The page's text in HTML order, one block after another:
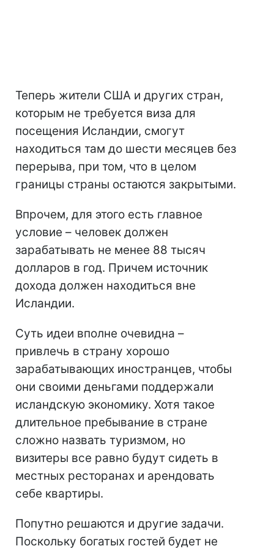
Теперь жители США и других стран,
которым не требуется виза для
посещения Исландии, смогут
находиться там до шести месяцев без
перерыва, при том, что в целом
границы страны остаются закрытыми.
Впрочем, для этого есть главное
условие – человек должен
зарабатывать не менее 88 тысяч
долларов в год. Причем источник
дохода должен находиться вне
Исландии.
Суть идеи вполне очевидна –
привлечь в страну хорошо
зарабатывающих иностранцев, чтобы
они своими деньгами поддержали
исландскую экономику. Хотя такое
длительное пребывание в стране
сложно назвать туризмом, но
визитеры все равно будут сидеть в
местных ресторанах и арендовать
себе квартиры.
Попутно решаются и другие задачи.
Поскольку богатых гостей будет не